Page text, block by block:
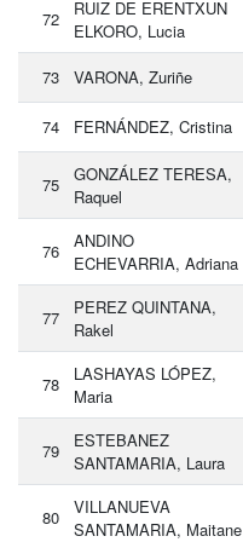
72
RUIZ DE ERENTXUN
ELKORO, Lucia
73 VARONA, Zuriñe
74 FERNÁNDEZ, Cristina
75
GONZÁLEZ TERESA,
Raquel
76
ANDINO
ECHEVARRIA, Adriana
77
PEREZ QUINTANA,
Rakel
78
LASHAYAS LÓPEZ,
Maria
79
ESTEBANEZ
SANTAMARIA, Laura
80
VILLANUEVA
SANTAMARIA, Maitane